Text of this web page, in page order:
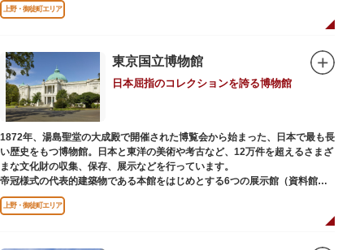
などから構成されています。
2005年「愛・地球博」の長久手日本館で人気を博した「地球の部屋」を移設
100万分の1の大きさ）のドームの内側すべてがスクリーンになっている世界
初のシアターで、月ごとに変わるオリジナル映像を上映しています。
楽しみながら学習できるイベント企画や、恐竜をはじめとした様々な実物標
本、子ども向けのコーナーもあり、お子様連れでも楽しめる博物館です。
また、国立科学博物館では、日本およびアジアにおける科学系博物館の中核
施設として、調査研究、標本資料の収集・保管・活用、展示・学習支援を推
進。これらの活動を上野の本館、白金台の附属自然教育園、茨城県つくば市
の実験植物園や筑波研究施設（非公開）で展開しています。
上野・御徒町エリア
東京国立博物館
日本屈指のコレクションを誇る博物館
1872年、湯島聖堂の大成殿で開催された博覧会から始まった、日本で最も長
い歴史をもつ博物館。日本と東洋の美術や考古など、12万件を超えるさまざ
まな文化財の収集、保存、展示などを行っています。
帝冠様式の代表的建築物である本館をはじめとする6つの展示館（資料館）
からなり、89件の国宝を所蔵。常に貴重な文化財を公開し、講座や講演会、
ワークショップなどを実施しています。国宝や重要文化財などの名品をたど
りながら、真の美術史を堪能し価値あるひと時を過ごしてみてはいかがでし
上野・御徒町エリア